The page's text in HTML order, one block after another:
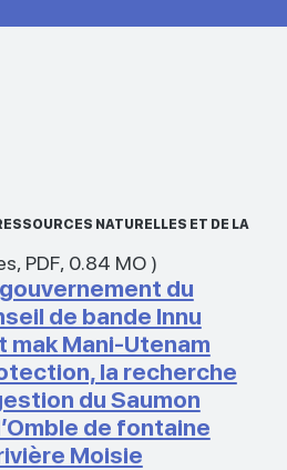
NATURELLES ET DE LA
, PDF, 0.84 MO)
du
de bande Innu
mak Mani-Utenam
la recherche
du Saumon
de fontaine
Moisie